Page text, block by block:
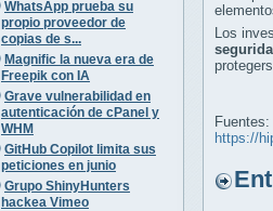
WhatsApp prueba su
propio proveedor de
copias de s...
Magnific la nueva era de
Freepik con IA
Grave vulnerabilidad en
autenticación de cPanel y
WHM
GitHub Copilot limita sus
peticiones en junio
Grupo ShinyHunters
hackea Vimeo
Los
Fuentes:
https://